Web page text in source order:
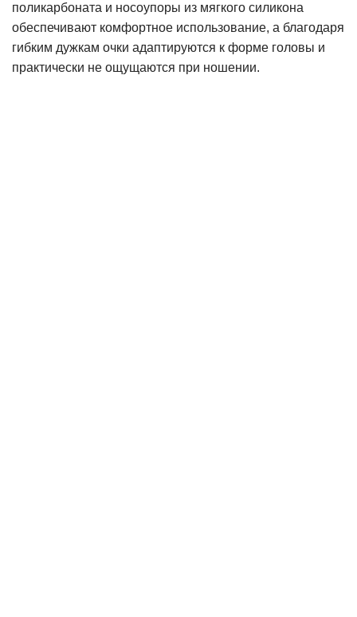
поликарбоната и носоупоры из мягкого силикона
обеспечивают комфортное использование, а благодаря
гибким дужкам очки адаптируются к форме головы и
практически не ощущаются при ношении.